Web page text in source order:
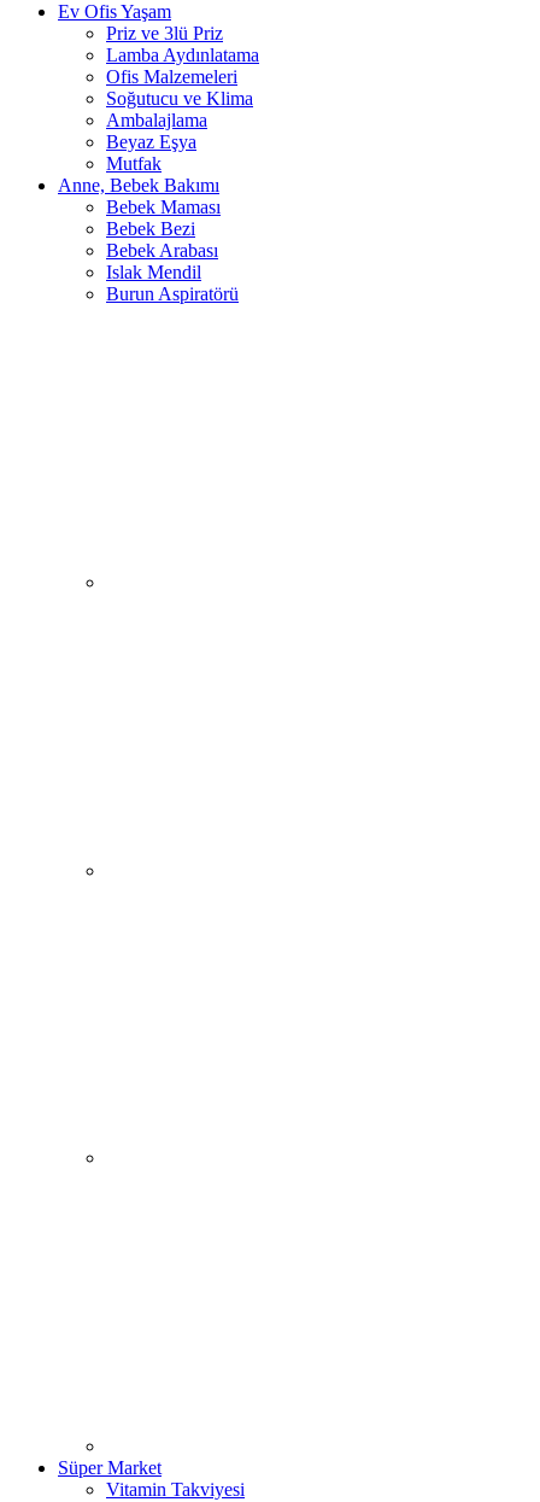
Ev Ofis Yaşam
Priz ve 3lü Priz
Lamba Aydınlatama
Ofis Malzemeleri
Soğutucu ve Klima
Ambalajlama
Beyaz Eşya
Mutfak
Anne, Bebek Bakımı
Bebek Maması
Bebek Bezi
Bebek Arabası
Islak Mendil
Burun Aspiratörü
Süper Market
Vitamin Takviyesi